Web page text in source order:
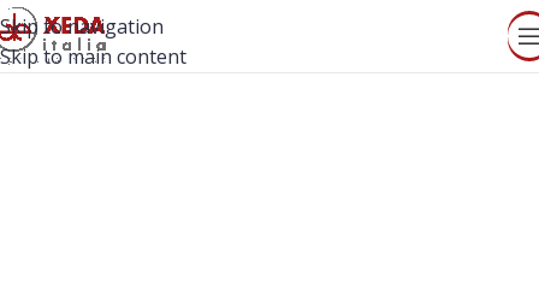
Skip to navigation
Skip to main content